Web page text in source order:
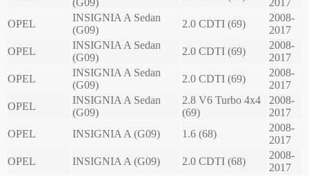
(G09)
2017
OPEL
INSIGNIA A Sedan
(G09)
2.0 CDTI (69)
2008-
2017
OPEL
INSIGNIA A Sedan
(G09)
2.0 CDTI (69)
2008-
2017
OPEL
INSIGNIA A Sedan
(G09)
2.0 CDTI (69)
2008-
2017
OPEL
INSIGNIA A Sedan
(G09)
2.8 V6 Turbo 4x4
(69)
2008-
2017
OPEL
INSIGNIA A (G09) 1.6 (68)
2008-
2017
OPEL
INSIGNIA A (G09) 2.0 CDTI (68)
2008-
2017